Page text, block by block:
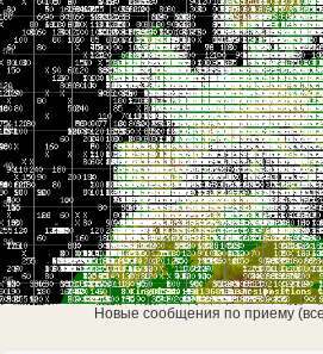
Новые сообщения по приему